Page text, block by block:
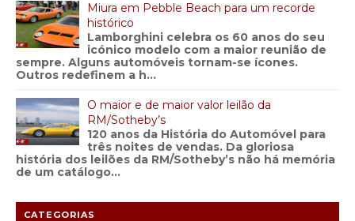
Miura em Pebble Beach para um recorde
histórico
Lamborghini celebra os 60 anos do seu
icónico modelo com a maior reunião de
sempre. Alguns automóveis tornam-se ícones.
Outros redefinem a h...
O maior e de maior valor leilão da
RM/Sotheby’s
120 anos da História do Automóvel para
três noites de vendas. Da gloriosa
história dos leilões da RM/Sotheby’s não há memória
de um catálogo...
CATEGORIAS